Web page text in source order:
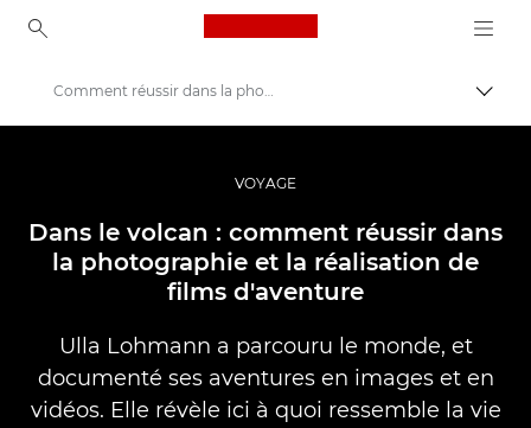
Canon Logo, back to
Vidéo et photographie professionnelles
Histoires
Comment réussir dans la photographie de voyage
VOYAGE
Dans le volcan : comment réussir dans
la photographie et la réalisation de
films d'aventure
Ulla Lohmann a parcouru le monde, et
documenté ses aventures en images et en
vidéos. Elle révèle ici à quoi ressemble la vie